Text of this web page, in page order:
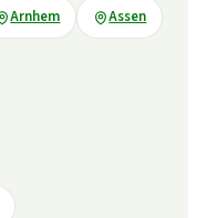
Arnhem Assen